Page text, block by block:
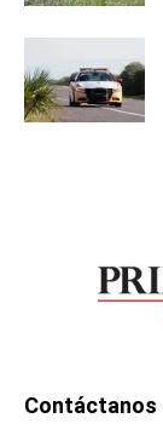
Contáctanos